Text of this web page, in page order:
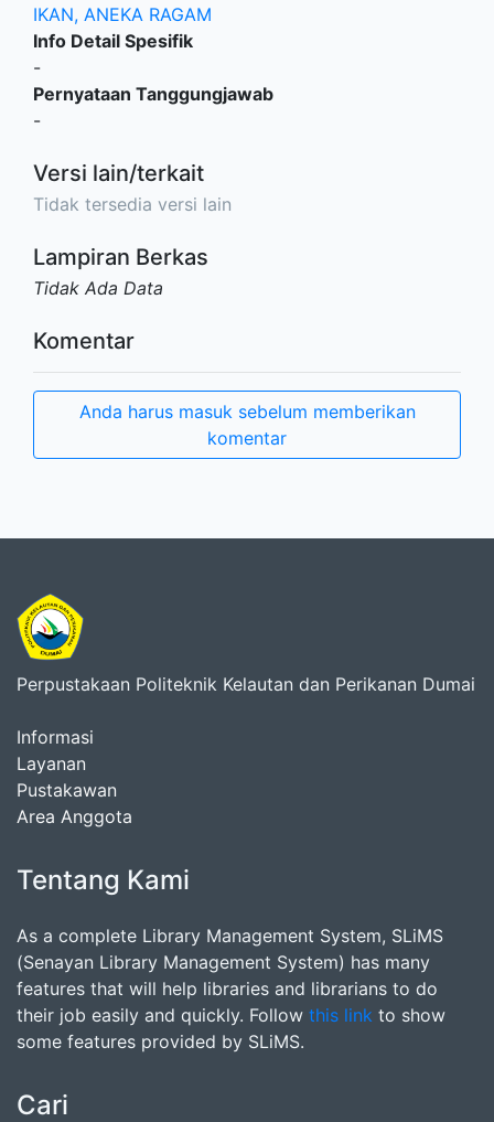
IKAN, ANEKA RAGAM
Info Detail Spesifik
-
Pernyataan Tanggungjawab
-
Versi lain/terkait
Tidak tersedia versi lain
Lampiran Berkas
Tidak Ada Data
Komentar
Anda harus masuk sebelum memberikan
komentar
Perpustakaan Politeknik Kelautan dan Perikanan Dumai
Informasi
Layanan
Pustakawan
Area Anggota
Tentang Kami
As a complete Library Management System, SLiMS
(Senayan Library Management System) has many
features that will help libraries and librarians to do
their job easily and quickly. Follow this link to show
some features provided by SLiMS.
Cari